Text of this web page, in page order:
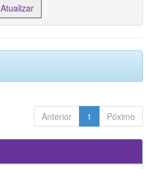
Anterior 1 Póximo